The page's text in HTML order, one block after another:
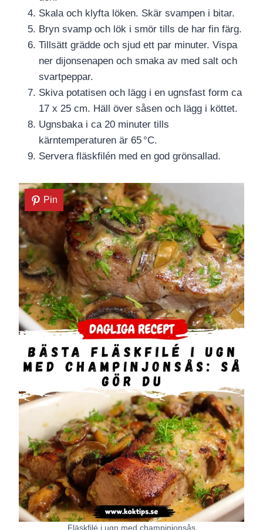
Skala och klyfta löken. Skär svampen i bitar.
Bryn svamp och lök i smör tills de har fin färg.
Tillsätt grädde och sjud ett par minuter. Vispa
ner dijonsenapen och smaka av med salt och
svartpeppar.
Skiva potatisen och lägg i en ugnsfast form ca
17 x 25 cm. Häll över såsen och lägg i köttet.
Ugnsbaka i ca 20 minuter tills
kärntemperaturen är 65 °C.
Servera fläskfilén med en god grönsallad.
Pin
Fläskfilé i ugn med champinjonsås